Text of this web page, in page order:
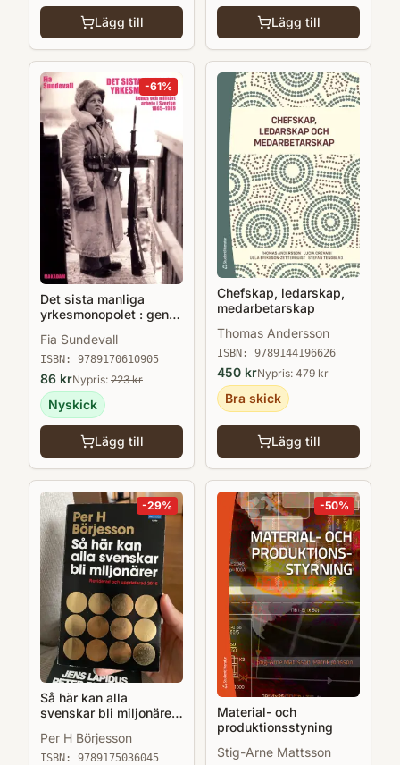
Lägg till Lägg till
-61%
Det sista manliga
yrkesmonopolet : genus
Sverige 1865 - 1989
Fia Sundevall
ISBN: 9789170610905
86 krNypris: 223kr
Nyskick
Lägg till
Chefskap, ledarskap,
medarbetarskap
Thomas Andersson
ISBN: 9789144196626
450 krNypris: 479kr
Bra skick
Lägg till
-29%
Så här kan alla
svenskar bli miljonärer
Per H Börjesson
ISBN: 9789175036045
-50%
Material- och
produktionsstyning
Stig-Arne Mattsson